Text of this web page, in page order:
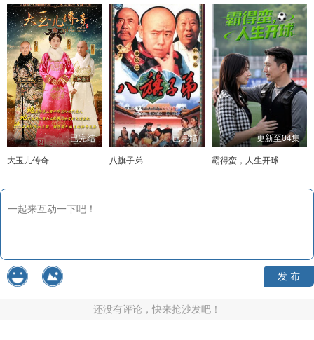
已完结
大玉儿传奇
已完结
八旗子弟
更新至04集
霸得蛮，人生开球
发 布
还没有评论，快来抢沙发吧！